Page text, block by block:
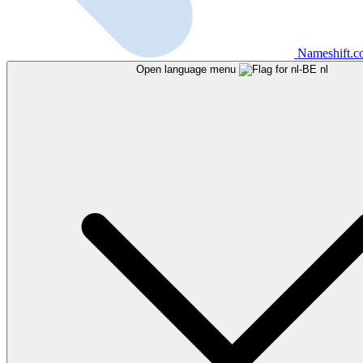
Open language menu nl